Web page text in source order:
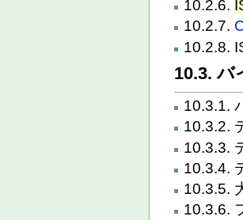
10.2.6.
10.2.7.
10.2.8.
10.3. バ
10.3.1.
10.3.2.
10.3.3.
10.3.4.
10.3.5.
10.3.6.